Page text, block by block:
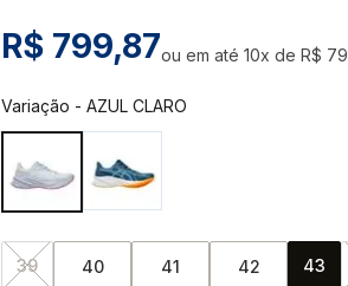
R$ 799,87ou em até10x deR$
Variação -AZUL CLARO
39 40 41 42 43